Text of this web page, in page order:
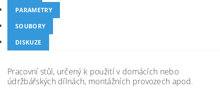
PARAMETRY
SOUBORY
DISKUZE
Pracovní stůl, určený k použití v domácích nebo
údržbářských dílnách, montážních provozech apod.